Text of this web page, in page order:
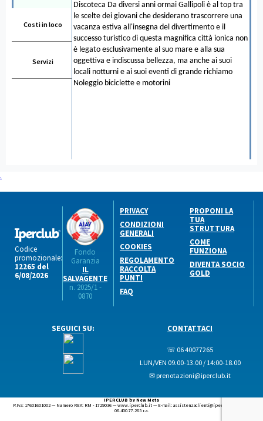
Costi in loco
Servizi
Discoteca Da diversi anni ormai Gallipoli è al top tra
le scelte dei giovani che desiderano trascorrere una
vacanza estiva all'insegna del divertimento e il
successo turistico di questa magnifica città ionica non
è legato esclusivamente al suo mare e alla sua
oggettiva e indiscussa bellezza, ma anche ai suoi
locali notturni e ai suoi eventi di grande richiamo
Noleggio biciclette e motorini
.
Codice
promozionale:
12265 del
6/08/2026
Fondo
Garanzia
IL
SALVAGENTE
n. 2025/1 -
0870
PRIVACY
CONDIZIONI
GENERALI
COOKIES
REGOLAMENTO
RACCOLTA
PUNTI
FAQ
PROPONI LA
TUA
STRUTTURA
COME
FUNZIONA
DIVENTA SOCIO
GOLD
SEGUICI SU: CONTATTACI
☏ 06 40077265
LUN/VEN 09.00-13.00 / 14:00-18.00
✉ prenotazioni@iperclub.it
IPERCLUB by New Meta
P.Iva: 17601601002 — Numero REA: RM - 1729036 — www.iperclub.it — E-mail: assistenzaclienti@iperclub.it — Tel.
06.400.77.265 r.a.